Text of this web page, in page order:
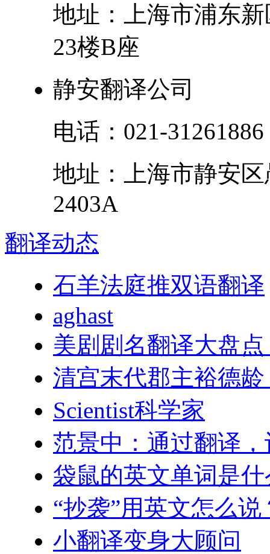
地址：
上海市浦东新
23楼B座
静安翻译公司
电话： 021-31261886
地址：
上海市静安区
2403A
翻译动态
石羊法庭推双语翻译
aghast
美剧剧名翻译大盘
清宫末代郡主裕德
Scientist科学家
范景中：通过翻译
袋鼠的英文单词是
“抄袭”用英文怎么说
小翻译变身大顾问